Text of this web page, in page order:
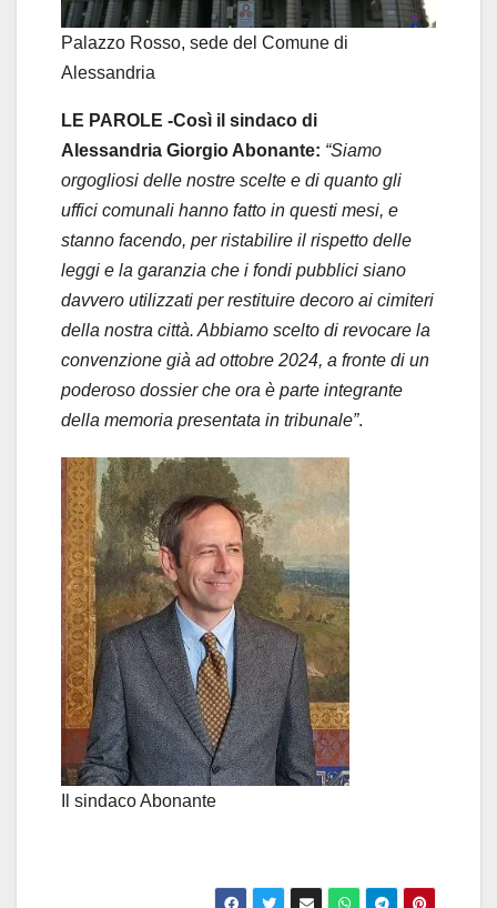
Palazzo Rosso, sede del Comune di
Alessandria
LE PAROLE -Così il sindaco di
Alessandria Giorgio Abonante: “Siamo
orgogliosi delle nostre scelte e di quanto gli
uffici comunali hanno fatto in questi mesi, e
stanno facendo, per ristabilire il rispetto delle
leggi e la garanzia che i fondi pubblici siano
davvero utilizzati per restituire decoro ai cimiteri
della nostra città. Abbiamo scelto di revocare la
convenzione già ad ottobre 2024, a fronte di un
poderoso dossier che ora è parte integrante
della memoria presentata in tribunale”.
Il sindaco Abonante